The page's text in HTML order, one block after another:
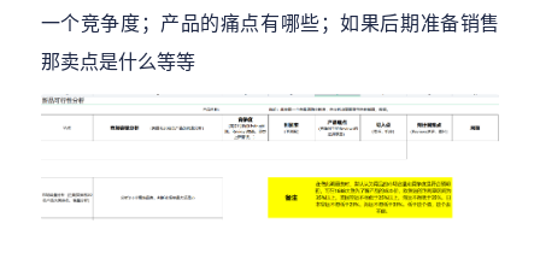
一个竞争度；产品的痛点有哪些；如果后期准备销售
那卖点是什么等等